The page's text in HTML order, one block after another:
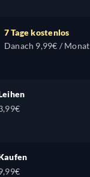
7 Tage kostenlos
Danach 9,99€ / Monat